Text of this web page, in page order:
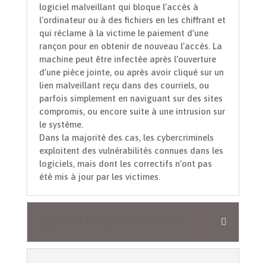
logiciel malveillant qui bloque l’accès à
l’ordinateur ou à des fichiers en les chiffrant et
qui réclame à la victime le paiement d’une
rançon pour en obtenir de nouveau l’accès. La
machine peut être infectée après l’ouverture
d’une pièce jointe, ou après avoir cliqué sur un
lien malveillant reçu dans des courriels, ou
parfois simplement en naviguant sur des sites
compromis, ou encore suite à une intrusion sur
le système.
Dans la majorité des cas, les cybercriminels
exploitent des vulnérabilités connues dans les
logiciels, mais dont les correctifs n’ont pas
été mis à jour par les victimes.